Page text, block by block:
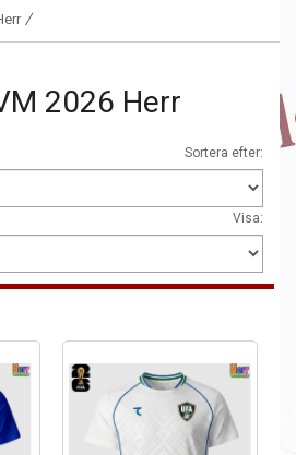
2026 Herr
Sortera efter:
Visa: